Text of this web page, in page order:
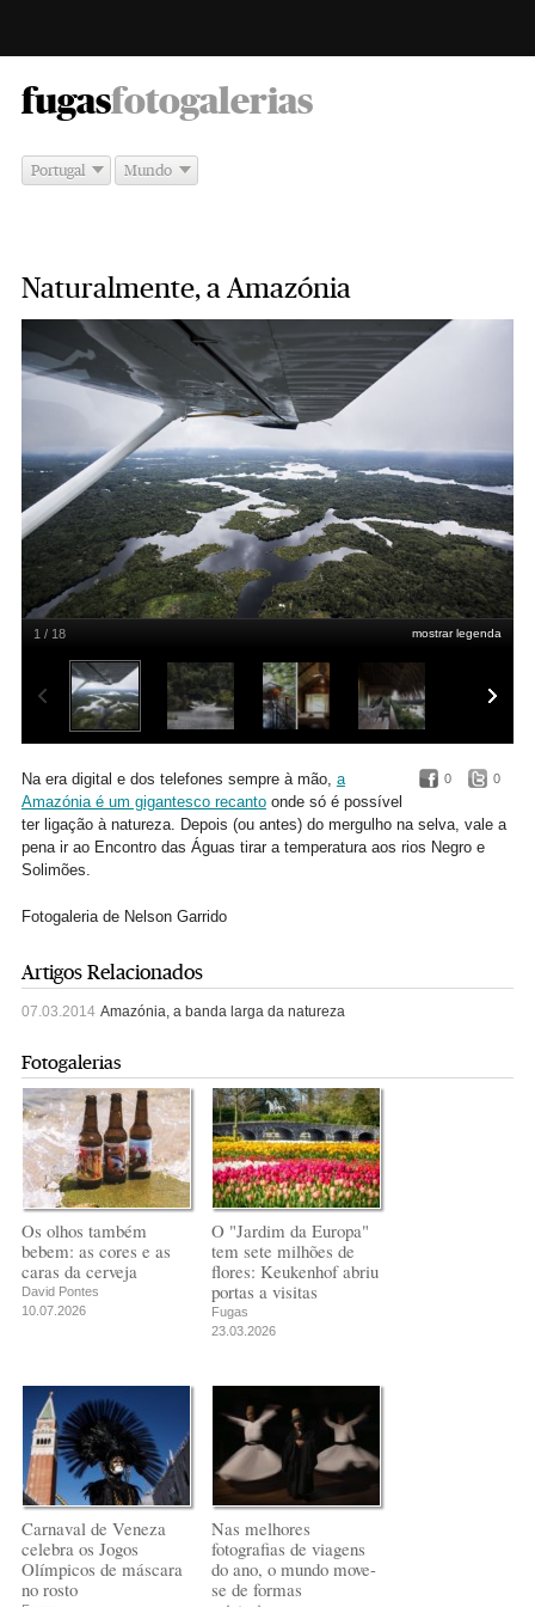
fugas -
fotogalerias
Portugal Mundo
Naturalmente, a Amazónia
mostrar legenda
1 / 18
0 0
Na era digital e dos telefones sempre à mão, a
Amazónia é um gigantesco recantoonde só é possível
ter ligação à natureza. Depois (ou antes) do mergulho na selva, vale a
pena ir ao Encontro das Águas tirar a temperatura aos rios Negro e
Solimões.
Fotogaleria de Nelson Garrido
Artigos Relacionados
07.03.2014 Amazónia, a banda larga da natureza
Fotogalerias
Os olhos também
bebem: as cores e as
caras da cerveja
David Pontes
10.07.2026
O "Jardim da Europa"
tem sete milhões de
flores: Keukenhof abriu
portas a visitas
Fugas
23.03.2026
Carnaval de Veneza
celebra os Jogos
Olímpicos de máscara
no rosto
Nas melhores
fotografias de viagens
do ano, o mundo move-
se de formas